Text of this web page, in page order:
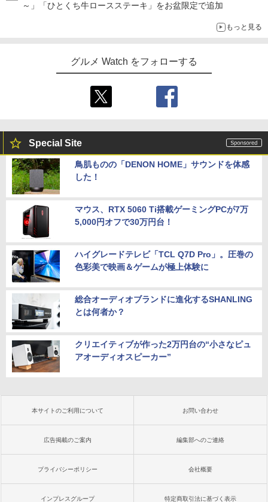
～」「ひとくち牛ロースステーキ」をお盆限定で追加
もっと見る
グルメ Watch をフォローする
Special Site
鳥肌ものの「DENON HOME」サウンドを体感
した！
マウス、RTX 5060 Ti搭載ゲーミングPCが7万
5,000円オフで30万円台！
ハイグレードテレビ「TCL Q7D Pro」。圧巻の
色彩美で映画＆ゲームが極上体験に
総合オーディオブランドに進化するSHANLING
とは何者か？
クリエイティブが作った2万円台の“小さなピュ
アオーディオスピーカー”
本サイトのご利用について お問い合わせ
広告掲載のご案内 編集部へのご連絡
プライバシーポリシー 会社概要
インプレスグループ 特定商取引法に基づく表示